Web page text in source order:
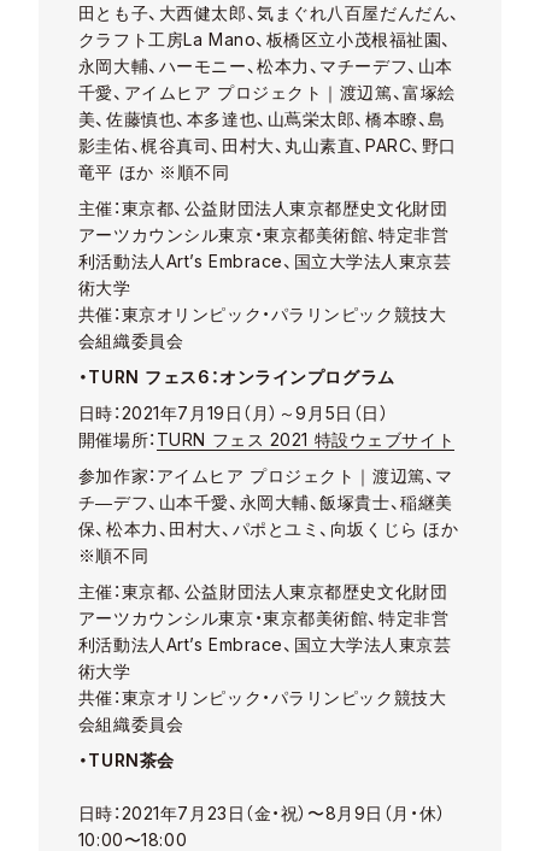
田とも子、大西健太郎、気まぐれ八百屋だんだん、
クラフト工房La Mano、板橋区立小茂根福祉園、
永岡大輔、ハーモニー、松本力、マチーデフ、山本
千愛、アイムヒア プロジェクト｜渡辺篤、富塚絵
美、佐藤慎也、本多達也、山蔦栄太郎、橋本瞭、島
影圭佑、梶谷真司、田村大、丸山素直、PARC、野口
竜平 ほか ※順不同
主催：東京都、公益財団法人東京都歴史文化財団
アーツカウンシル東京・東京都美術館、特定非営
利活動法人 Art’s Embrace、国立大学法人東京芸
術大学
共催：東京オリンピック・パラリンピック競技大
会組織委員会
・TURN フェス6 ：オンラインプログラム
日時：2021年7 月 19 日（月）～9 月 5日（日）
開催場所： TURN フェス 2021 特設ウェブサイト
参加作家：アイムヒア プロジェクト｜渡辺篤、マ
チ―デフ、山本千愛、永岡大輔、飯塚貴士、稲継美
保、松本力、田村大、パポとユミ、向坂くじら ほか
※順不同
主催：東京都、公益財団法人東京都歴史文化財団
アーツカウンシル東京・東京都美術館、特定非営
利活動法人 Art’s Embrace、国立大学法人東京芸
術大学
共催：東京オリンピック・パラリンピック競技大
会組織委員会
・TURN茶会
日時：2021年7 月 23 日（金・祝）〜8 月 9日（月・休）
10:00〜18:00